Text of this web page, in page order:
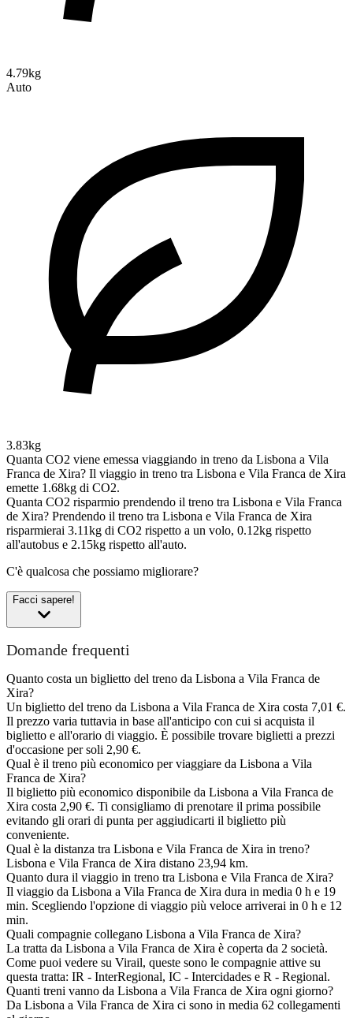
4.79kg
Auto
3.83kg
Quanta CO2 viene emessa viaggiando in treno da Lisbona a Vila
Franca de Xira? Il viaggio in treno tra Lisbona e Vila Franca de Xira
emette 1.68kg di CO2.
Quanta CO2 risparmio prendendo il treno tra Lisbona e Vila Franca
de Xira? Prendendo il treno tra Lisbona e Vila Franca de Xira
risparmierai 3.11kg di CO2 rispetto a un volo, 0.12kg rispetto
all'autobus e 2.15kg rispetto all'auto.
C'è qualcosa che possiamo migliorare?
Facci sapere!
Domande frequenti
Quanto costa un biglietto del treno da Lisbona a Vila Franca de
Xira?
Un biglietto del treno da Lisbona a Vila Franca de Xira costa 7,01 €.
Il prezzo varia tuttavia in base all'anticipo con cui si acquista il
biglietto e all'orario di viaggio. È possibile trovare biglietti a prezzi
d'occasione per soli 2,90 €.
Qual è il treno più economico per viaggiare da Lisbona a Vila
Franca de Xira?
Il biglietto più economico disponibile da Lisbona a Vila Franca de
Xira costa 2,90 €. Ti consigliamo di prenotare il prima possibile
evitando gli orari di punta per aggiudicarti il biglietto più
conveniente.
Qual è la distanza tra Lisbona e Vila Franca de Xira in treno?
Lisbona e Vila Franca de Xira distano 23,94 km.
Quanto dura il viaggio in treno tra Lisbona e Vila Franca de Xira?
Il viaggio da Lisbona a Vila Franca de Xira dura in media 0 h e 19
min. Scegliendo l'opzione di viaggio più veloce arriverai in 0 h e 12
min.
Quali compagnie collegano Lisbona a Vila Franca de Xira?
La tratta da Lisbona a Vila Franca de Xira è coperta da 2 società.
Come puoi vedere su Virail, queste sono le compagnie attive su
questa tratta: IR - InterRegional, IC - Intercidades e R - Regional.
Quanti treni vanno da Lisbona a Vila Franca de Xira ogni giorno?
Da Lisbona a Vila Franca de Xira ci sono in media 62 collegamenti